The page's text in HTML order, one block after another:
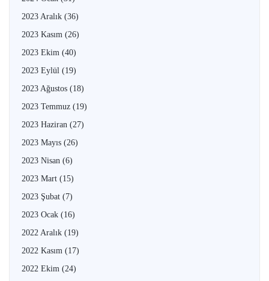
2023 Aralık (36)
2023 Kasım (26)
2023 Ekim (40)
2023 Eylül (19)
2023 Ağustos (18)
2023 Temmuz (19)
2023 Haziran (27)
2023 Mayıs (26)
2023 Nisan (6)
2023 Mart (15)
2023 Şubat (7)
2023 Ocak (16)
2022 Aralık (19)
2022 Kasım (17)
2022 Ekim (24)